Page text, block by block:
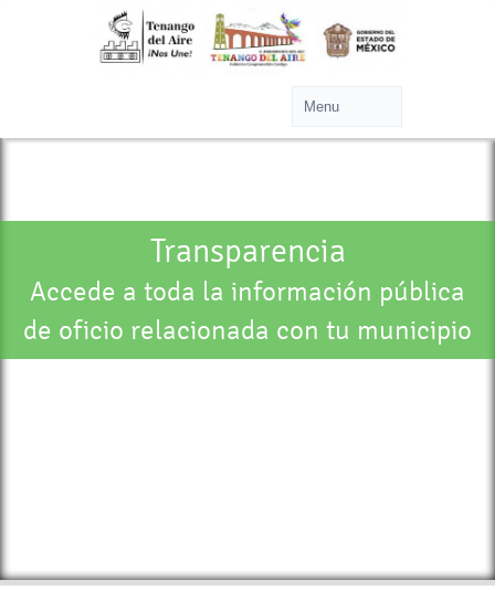
Transparencia
Accede a toda la información pública
de oficio relacionada con tu municipio